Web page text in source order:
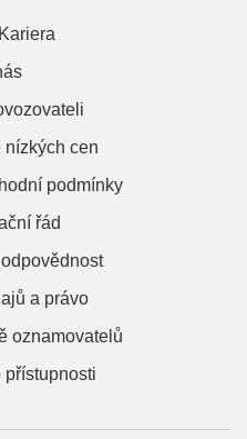
nízkých cen
podmínky
řád
a právo
oznamovatelů
přístupnosti